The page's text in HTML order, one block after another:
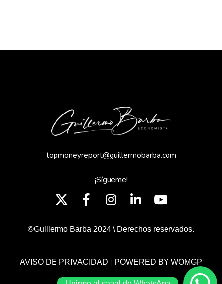
topmoneyreport@guillermobarba.com
¡Sígueme!
©Guillermo Barba 2024 \ Derechos reservados.
AVISO DE PRIVACIDAD | POWERED BY WOMGP